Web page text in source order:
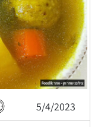
5/4/2023